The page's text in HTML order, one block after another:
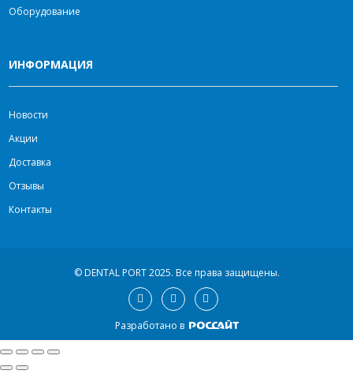
Оборудование
ИНФОРМАЦИЯ
Новости
Акции
Доставка
Отзывы
Контакты
© DENTAL PORT 2025. Все права защищены.
Разработано в